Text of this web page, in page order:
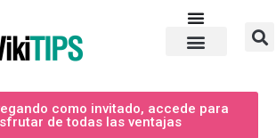
de herramientas
como invitado, accede para
de todas las ventajas